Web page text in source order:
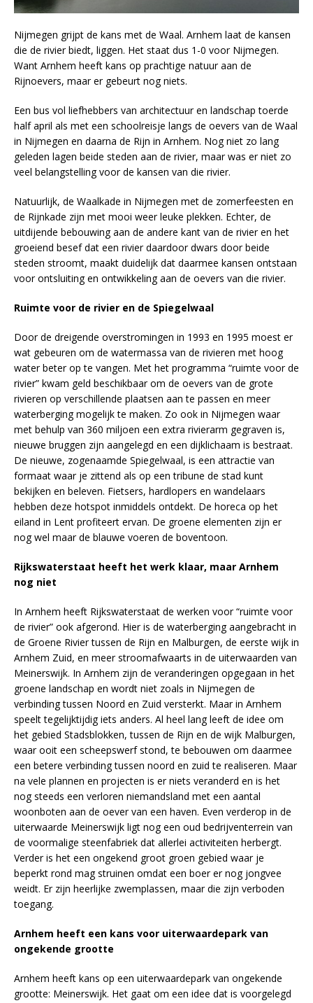
Nijmegen grijpt de kans met de Waal. Arnhem laat de kansen
die de rivier biedt, liggen. Het staat dus 1-0 voor Nijmegen.
Want Arnhem heeft kans op prachtige natuur aan de
Rijnoevers, maar er gebeurt nog niets.
Een bus vol liefhebbers van architectuur en landschap toerde
half april als met een schoolreisje langs de oevers van de Waal
in Nijmegen en daarna de Rijn in Arnhem. Nog niet zo lang
geleden lagen beide steden aan de rivier, maar was er niet zo
veel belangstelling voor de kansen van die rivier.
Natuurlijk, de Waalkade in Nijmegen met de zomerfeesten en
de Rijnkade zijn met mooi weer leuke plekken. Echter, de
uitdijende bebouwing aan de andere kant van de rivier en het
groeiend besef dat een rivier daardoor dwars door beide
steden stroomt, maakt duidelijk dat daarmee kansen ontstaan
voor ontsluiting en ontwikkeling aan de oevers van die rivier.
Ruimte voor de rivier en de Spiegelwaal
Door de dreigende overstromingen in 1993 en 1995 moest er
wat gebeuren om de watermassa van de rivieren met hoog
water beter op te vangen. Met het programma “ruimte voor de
rivier” kwam geld beschikbaar om de oevers van de grote
rivieren op verschillende plaatsen aan te passen en meer
waterberging mogelijk te maken. Zo ook in Nijmegen waar
met behulp van 360 miljoen een extra rivierarm gegraven is,
nieuwe bruggen zijn aangelegd en een dijklichaam is bestraat.
De nieuwe, zogenaamde Spiegelwaal, is een attractie van
formaat waar je zittend als op een tribune de stad kunt
bekijken en beleven. Fietsers, hardlopers en wandelaars
hebben deze hotspot inmiddels ontdekt. De horeca op het
eiland in Lent profiteert ervan. De groene elementen zijn er
nog wel maar de blauwe voeren de boventoon.
Rijkswaterstaat heeft het werk klaar, maar Arnhem
nog niet
In Arnhem heeft Rijkswaterstaat de werken voor “ruimte voor
de rivier” ook afgerond. Hier is de waterberging aangebracht in
de Groene Rivier tussen de Rijn en Malburgen, de eerste wijk in
Arnhem Zuid, en meer stroomafwaarts in de uiterwaarden van
Meinerswijk. In Arnhem zijn de veranderingen opgegaan in het
groene landschap en wordt niet zoals in Nijmegen de
verbinding tussen Noord en Zuid versterkt. Maar in Arnhem
speelt tegelijktijdig iets anders. Al heel lang leeft de idee om
het gebied Stadsblokken, tussen de Rijn en de wijk Malburgen,
waar ooit een scheepswerf stond, te bebouwen om daarmee
een betere verbinding tussen noord en zuid te realiseren. Maar
na vele plannen en projecten is er niets veranderd en is het
nog steeds een verloren niemandsland met een aantal
woonboten aan de oever van een haven. Even verderop in de
uiterwaarde Meinerswijk ligt nog een oud bedrijventerrein van
de voormalige steenfabriek dat allerlei activiteiten herbergt.
Verder is het een ongekend groot groen gebied waar je
beperkt rond mag struinen omdat een boer er nog jongvee
weidt. Er zijn heerlijke zwemplassen, maar die zijn verboden
toegang.
Arnhem heeft een kans voor uiterwaardepark van
ongekende grootte
Arnhem heeft kans op een uiterwaardepark van ongekende
grootte: Meinerswijk. Het gaat om een idee dat is voorgelegd